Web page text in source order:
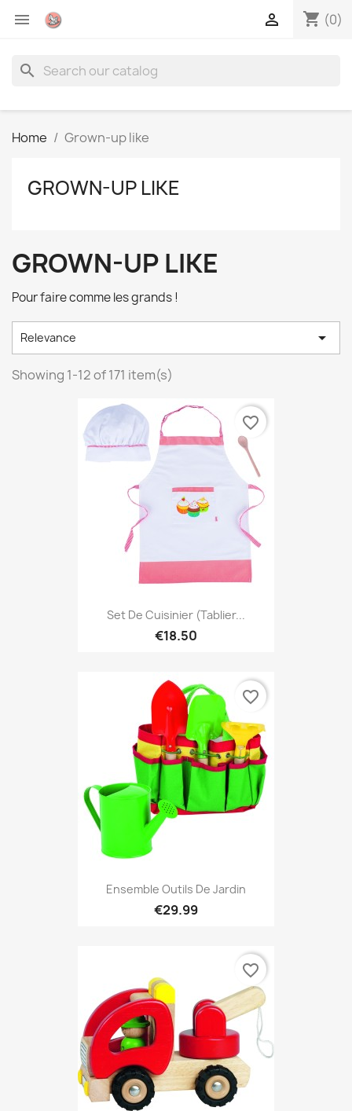
 shopping_cart (0)

search
Home Grown-up like
GROWN-UP LIKE
GROWN-UP LIKE
Pour faire comme les grands !
Relevance 
Showing 1-12 of 171 item(s)
Set De Cuisinier (Tablier...
€18.50
favorite_border
Ensemble Outils De Jardin
€29.99
favorite_border
favorite_border